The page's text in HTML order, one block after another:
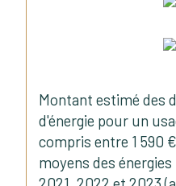
Agence
RCS n° 952 940
Carte
:
CCI de Lyon
Montant estimé des
d'énergie pour un
compris entre 1 590
moyens des